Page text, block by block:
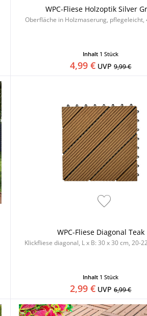
WPC-Fliese Holzoptik Silver
Oberfläche in Holzmaserung, pflegeleicht,
Inhalt 1 Stück
4,99 € UVP9,99 €
WPC-Fliese Diagonal Teak
Klickfliese diagonal, L x B: 30 x 30 cm, 20-
Inhalt 1 Stück
2,99 € UVP6,99 €